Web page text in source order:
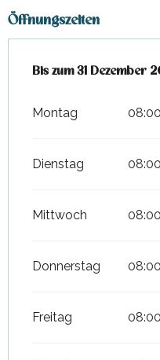
Öffnungszeiten
vom7 Februar 2026
Bis zum31 Dezember
Montag
Dienstag
Mittwoch
Donnerstag
Freitag